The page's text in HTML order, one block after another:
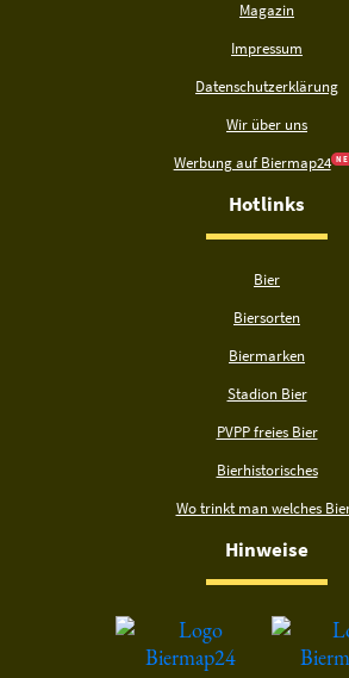
Magazin
Impressum
Datenschutzerklärung
Wir über uns
Werbung auf Biermap24 N E
Hotlinks
Bier
Biersorten
Biermarken
Stadion Bier
PVPP freies Bier
Bierhistorisches
Wo trinkt man welches
Hinweise